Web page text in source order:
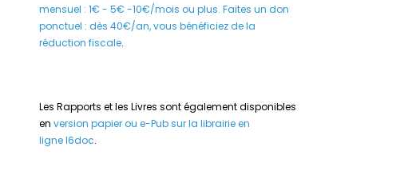
mensuel : 1€ - 5€ -10€/mois ou plus. Faites un don
ponctuel : dès 40€/an, vous bénéficiez de la
réduction fiscale.
Les Rapports et les Livres sont également disponibles
en version papier ou e-Pub sur la librairie en
ligne I6doc.